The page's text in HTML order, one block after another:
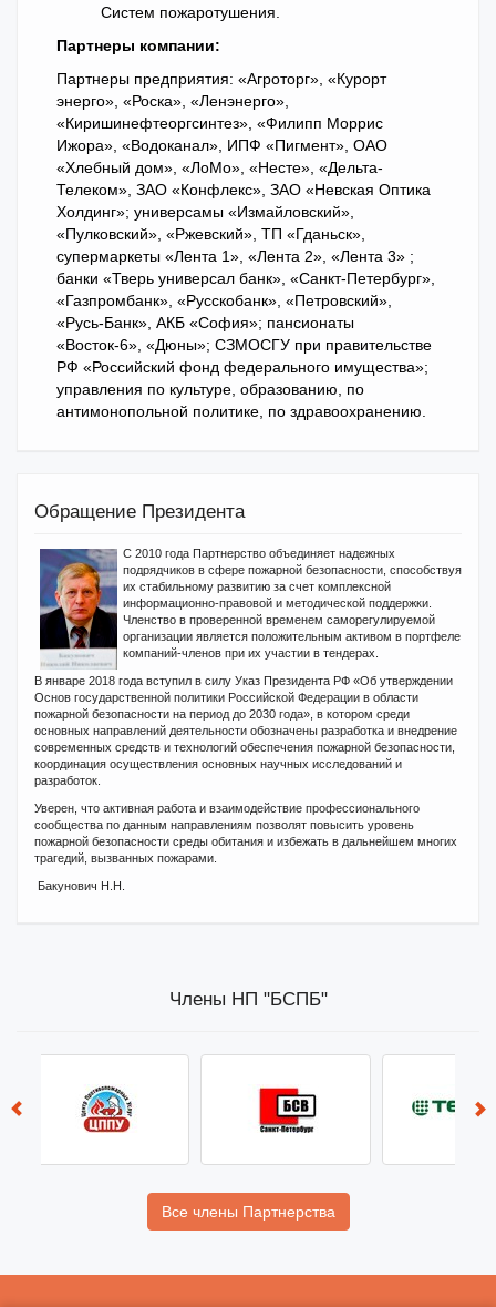
Систем пожаротушения.
Партнеры компании:
Партнеры предприятия: «Агроторг», «Курорт
энерго», «Роска», «Ленэнерго»,
«Киришинефтеоргсинтез», «Филипп Моррис
Ижора», «Водоканал», ИПФ «Пигмент», ОАО
«Хлебный дом», «ЛоМо», «Несте», «Дельта-
Телеком», ЗАО «Конфлекс», ЗАО «Невская Оптика
Холдинг»; универсамы «Измайловский»,
«Пулковский», «Ржевский», ТП «Гданьск»,
супермаркеты «Лента 1», «Лента 2», «Лента 3» ;
банки «Тверь универсал банк», «Санкт-Петербург»,
«Газпромбанк», «Русскобанк», «Петровский»,
«Русь-Банк», АКБ «София»; пансионаты
«Восток-6», «Дюны»; СЗМОСГУ при правительстве
РФ «Российский фонд федерального имущества»;
управления по культуре, образованию, по
антимонопольной политике, по здравоохранению.
Обращение Президента
С 2010 года Партнерство объединяет надежных
подрядчиков в сфере пожарной безопасности, способствуя
их стабильному развитию за счет комплексной
информационно-правовой и методической поддержки.
Членство в проверенной временем саморегулируемой
организации является положительным активом в портфеле
компаний-членов при их участии в тендерах.
В январе 2018 года вступил в силу Указ Президента РФ «Об утверждении
Основ государственной политики Российской Федерации в области
пожарной безопасности на период до 2030 года», в котором среди
основных направлений деятельности обозначены разработка и внедрение
современных средств и технологий обеспечения пожарной безопасности,
координация осуществления основных научных исследований и
разработок.
Уверен, что активная работа и взаимодействие профессионального
сообщества по данным направлениям позволят повысить уровень
пожарной безопасности среды обитания и избежать в дальнейшем многих
трагедий, вызванных пожарами.
Бакунович Н.Н.
Члены НП "БСПБ"
Все члены Партнерства